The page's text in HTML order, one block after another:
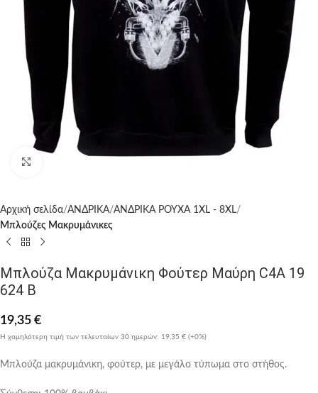
Αρχική σελίδα ΑΝΔΡΙΚΑ ΑΝΔΡΙΚΑ ΡΟΥΧΑ 1XL - 8XL
Μπλούζες Μακρυμάνικες
Μπλούζα Μακρυμάνικη Φούτερ Μαύρη C4A 19
624 B
19,35 €
Η χαμηλότερη τιμή των τελευταίων 30 ημερών: 19,35 € (+0%)
Μπλούζα μακρυμάνικη, φούτερ, με μεγάλο τύπωμα στο στήθος.